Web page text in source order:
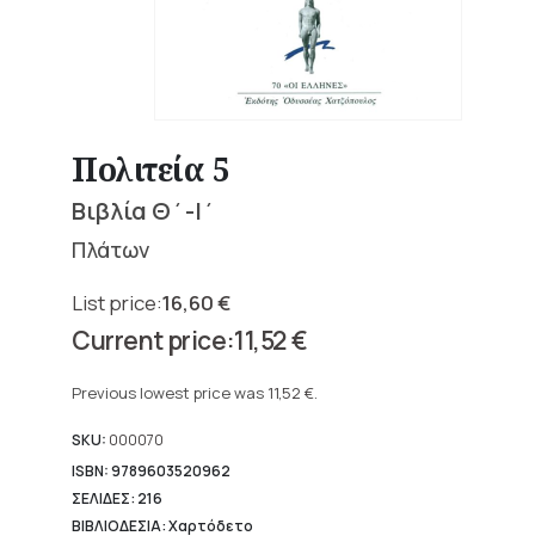
Πολιτεία 5
Βιβλία Θ΄-Ι΄
Πλάτων
16,60€
Original
price
16,60 €.
11,52€
price
11,52 €.
Previous lowest price was 11,52 €.
SKU: 000070
ISBN: 9789603520962
ΣΕΛΙΔΕΣ: 216
ΒΙΒΛΙΟΔΕΣΙΑ: Χαρτόδετο